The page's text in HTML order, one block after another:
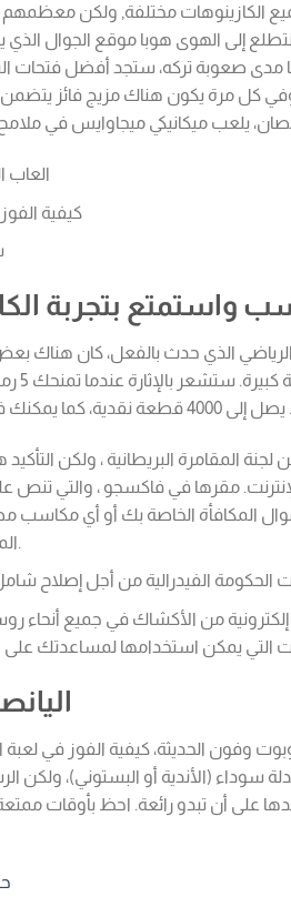
الكازينوهات مختلفة, ولكن
نتطلع إلى الهوى هوبا موقع الجوال
مدى صعوبة تركه، ستجد أفضل فتحات
كل مرة يكون هناك مزيج فائز يتضمن
العاب
كيفية
واستمتع بتجربة
الرياضي الذي حدث بالفعل، كان هناك
للغاية
يصل إلى 4000 قطعة نقدية، كما يمكنك فتح مستويات جديدة .
المقامرة البريطانية ، ولكن التأكيد
مقرها في فاكسجو ، والتي تنص
المكافأة الخاصة بك أو أي مكاسب
المكافأة الخاصة بك.
من الأكشاك في جميع أنحاء
وفون الحديثة، كيفية الفوز في لعبة
سوداء (الأندية أو البستوني)، ولكن